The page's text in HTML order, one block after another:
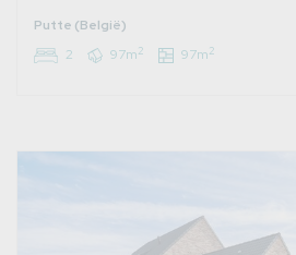
Putte (België)
2
97m2 97m2